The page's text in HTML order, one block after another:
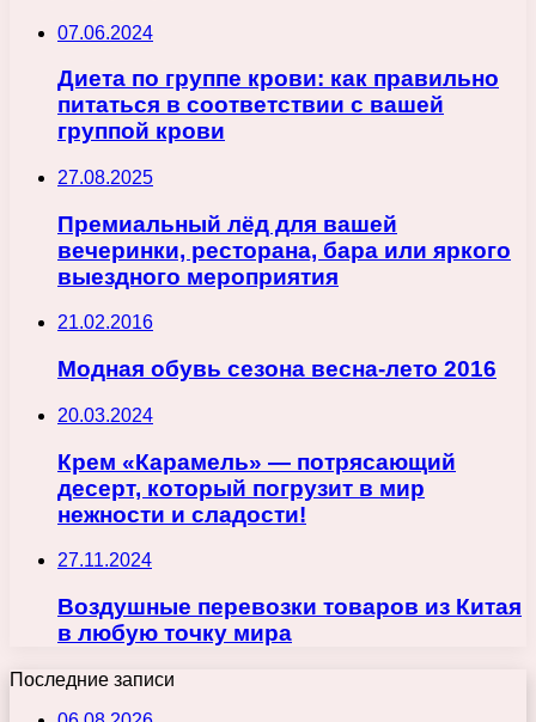
07.06.2024
Диета по группе крови: как правильно
питаться в соответствии с вашей
группой крови
27.08.2025
Премиальный лёд для вашей
вечеринки, ресторана, бара или яркого
выездного мероприятия
21.02.2016
Модная обувь сезона весна-лето 2016
20.03.2024
Крем «Карамель» — потрясающий
десерт, который погрузит в мир
нежности и сладости!
27.11.2024
Воздушные перевозки товаров из Китая
в любую точку мира
Последние записи